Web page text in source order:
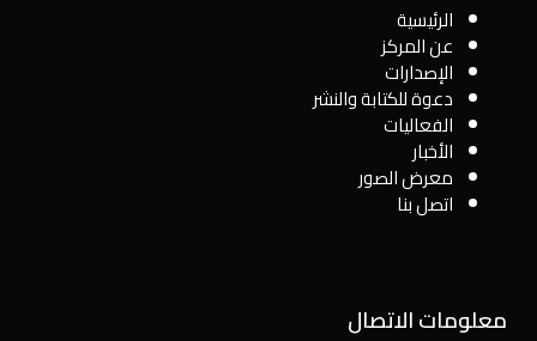
الرئيسية
عن المركز
الإصدارات
دعوة للكتابة والنشر
الفعاليات
الأخبار
معرض الصور
اتصل بنا
معلومات الاتصال